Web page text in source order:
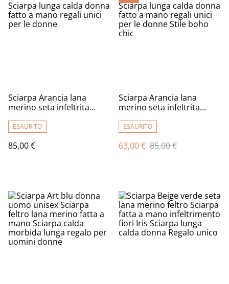
Sciarpa Arancia lana
merino seta infeltrita
fatto a mano regali unici
per le donne
ESAURITO
85,00 €
Sciarpa Arancia lana
merino seta infeltrita
fatto a mano regali unici
per le donne Stile boho
chic
ESAURITO
63,00 € 85,00 €